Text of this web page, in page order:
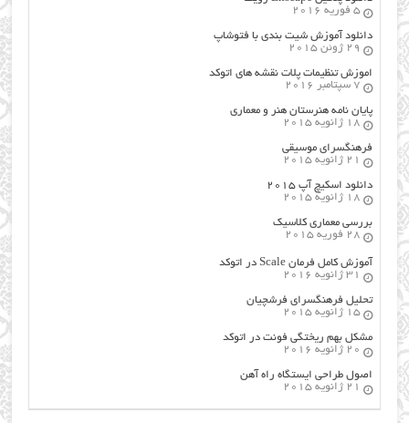
5 فوریه 2016
دانلود آموزش شیت بندی با فتوشاپ
29 ژوئن 2015
اموزش تنظیمات پلات نقشه های اتوکد
7 سپتامبر 2016
پایان نامه هنرستان هنر و معماري
18 ژانویه 2015
فرهنگسراي موسيقي
21 ژانویه 2015
دانلود اسکیچ آپ ۲۰۱۵
18 ژانویه 2015
بررسی معماری کلاسیک
28 فوریه 2015
آموزش کامل فرمان Scale در اتوکد
31 ژانویه 2016
تحلیل فرهنگسرای فرشچیان
15 ژانویه 2015
مشکل بهم ریختگی فونت در اتوکد
20 ژانویه 2016
اصول طراحي ایستگاه راه آهن
21 ژانویه 2015